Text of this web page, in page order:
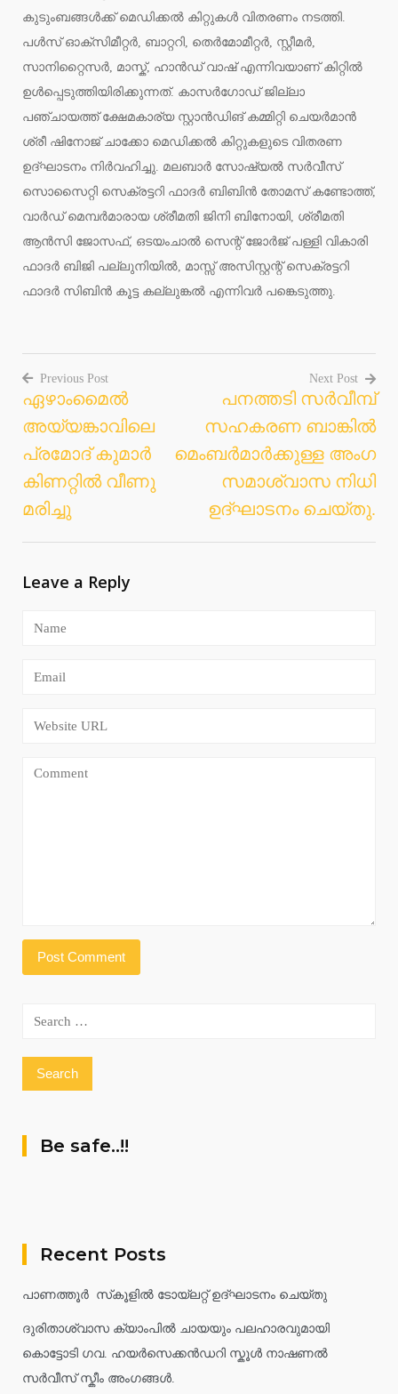
കുടുംബങ്ങൾക്ക് മെഡിക്കൽ കിറ്റുകൾ വിതരണം നടത്തി.
പൾസ് ഓക്സിമീറ്റർ, ബാറ്ററി, തെർമോമീറ്റർ, സ്റ്റീമർ,
സാനിറ്റൈസർ, മാസ്ക്, ഹാൻഡ് വാഷ് എന്നിവയാണ് കിറ്റിൽ
ഉൾപ്പെടുത്തിയിരിക്കുന്നത്. കാസർഗോഡ് ജില്ലാ
പഞ്ചായത്ത് ക്ഷേമകാര്യ സ്റ്റാൻഡിങ് കമ്മിറ്റി ചെയർമാൻ
ശ്രീ ഷിനോജ് ചാക്കോ മെഡിക്കൽ കിറ്റുകളുടെ വിതരണ
ഉദ്ഘാടനം നിർവഹിച്ചു. മലബാർ സോഷ്യൽ സർവീസ്
സൊസൈറ്റി സെക്രട്ടറി ഫാദർ ബിബിൻ തോമസ് കണ്ടോത്ത്,
വാർഡ് മെമ്പർമാരായ ശ്രീമതി ജിനി ബിനോയി, ശ്രീമതി
ആൻസി ജോസഫ്, ഒടയംചാൽ സെന്റ് ജോർജ് പള്ളി വികാരി
ഫാദർ ബിജി പല്ലുനിയിൽ, മാസ്സ് അസിസ്റ്റന്റ് സെക്രട്ടറി
ഫാദർ സിബിൻ കൂട്ട കല്ലുങ്കൽ എന്നിവർ പങ്കെടുത്തു.
Post
navigation
Previous Post
ഏഴാംമൈല്‍
അയ്യങ്കാവിലെ
പ്രമോദ് കുമാര്‍
കിണറ്റില്‍ വീണു
മരിച്ചു
Next Post
പനത്തടി സർവീമ്പ്
സഹകരണ ബാങ്കിൽ
മെംബർമാർക്കുള്ള അംഗ
സമാശ്വാസ നിധി
ഉദ്ഘാടനം ചെയ്തു.
Leave a Reply
Search
Be safe..!!
Recent Posts
പാണത്തൂർ സ്‌കൂളിൽ ടോയ്ലറ്റ് ഉദ്ഘാടനം ചെയ്തു
ദുരിതാശ്വാസ ക്യാംപിൽ ചായയും പലഹാരവുമായി
കൊട്ടോടി ഗവ. ഹയർസെക്കൻഡറി സ്കൂൾ നാഷണൽ
സർവീസ് സ്കീം അംഗങ്ങൾ.